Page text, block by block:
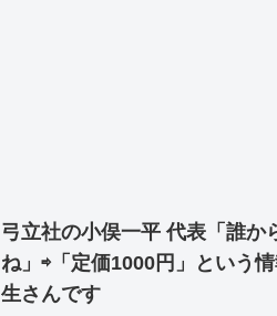
弓立社の小俣一平 代表「誰か
ね」⇨「定価1000円」という
生さんです